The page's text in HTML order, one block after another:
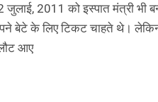
2011 को इस्पात मंत्री भी
बेटे के लिए टिकट चाहते थे।
आए